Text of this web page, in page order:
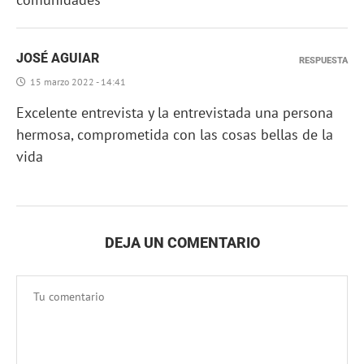
JOSÉ AGUIAR
15 marzo 2022 - 14:41
Excelente entrevista y la entrevistada una persona
hermosa, comprometida con las cosas bellas de la
vida
RESPUESTA
DEJA UN COMENTARIO